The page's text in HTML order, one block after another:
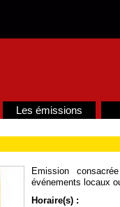
Les émissions
Emission
événements locaux
Horaire(s) :